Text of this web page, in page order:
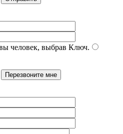
человек, выбрав Ключ.